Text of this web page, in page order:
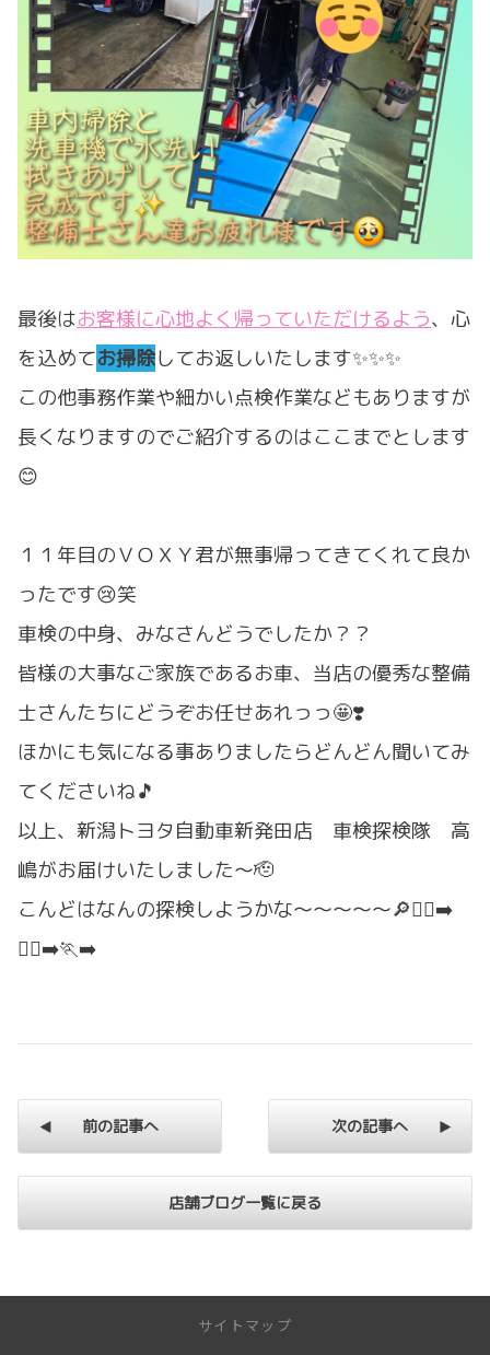
最後はお客様に心地よく帰っていただけるよう、心
を込めてお掃除してお返しいたします✨✨✨
この他事務作業や細かい点検作業などもありますが
長くなりますのでご紹介するのはここまでとします
😊
１１年目のＶＯＸＹ君が無事帰ってきてくれて良か
ったです😢笑
車検の中身、みなさんどうでしたか？？
皆様の大事なご家族であるお車、当店の優秀な整備
士さんたちにどうぞお任せあれっっ🤩❣️
ほかにも気になる事ありましたらどんどん聞いてみ
てくださいね🎵
以上、新潟トヨタ自動車新発田店 車検探検隊 高
嶋がお届けいたしました～🫡
こんどはなんの探検しようかな～～～～～🔎🏃‍♀️‍➡️
🏃‍♂️‍➡️🏃‍➡️
前の記事へ
店舗ブログ一覧に戻る
次の記事へ
サイトマップ